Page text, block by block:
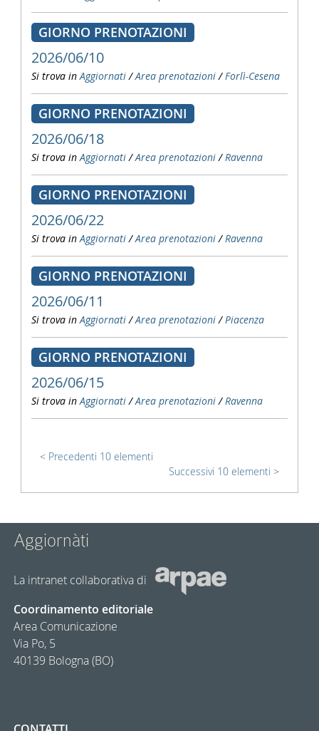
GIORNO PRENOTAZIONI
2026/06/10
Si trova in Aggiornati /Area prenotazioni /Forlì-Cesena
GIORNO PRENOTAZIONI
2026/06/18
Si trova in Aggiornati /Area prenotazioni /Ravenna
GIORNO PRENOTAZIONI
2026/06/22
Si trova in Aggiornati /Area prenotazioni /Ravenna
GIORNO PRENOTAZIONI
2026/06/11
Si trova in Aggiornati /Area prenotazioni /Piacenza
GIORNO PRENOTAZIONI
2026/06/15
Si trova in Aggiornati /Area prenotazioni /Ravenna
Precedenti 10 elementi
Successivi 10 elementi
Aggiornàti
La intranet collaborativa di
Coordinamento editoriale
Area Comunicazione
Via Po, 5
40139 Bologna (BO)